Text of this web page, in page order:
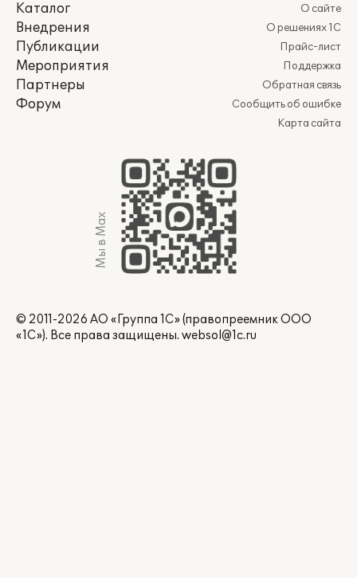
Каталог
Внедрения
Публикации
Мероприятия
Партнеры
Форум
О сайте
О решениях 1С
Прайс-лист
Поддержка
Обратная связь
Сообщить об ошибке
Карта сайта
Мы в Max
© 2011-2026 АО «Группа 1С» (правопреемник ООО
«1С»). Все права защищены. websol@1c.ru